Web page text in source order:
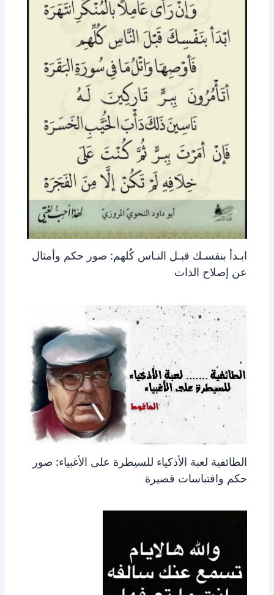
ابـدأ بنفسـك قبـل النـاس كُلهم: صور حكم وأمثال
عن إصلاح الذات
الطائفية لعبة الأذكياء للسيطرة على الأغبياء: صور
حكم واقتباسات قصيرة